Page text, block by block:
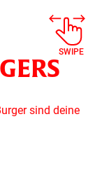
SWIPE
sind deine